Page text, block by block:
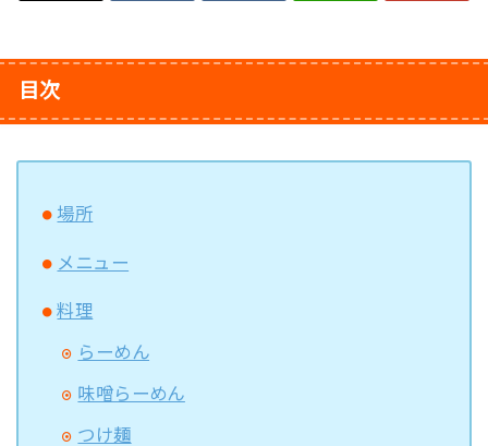
目次
場所
メニュー
料理
らーめん
味噌らーめん
つけ麺